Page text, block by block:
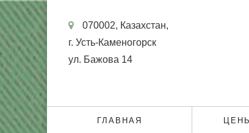
070002, Казахстан,
г. Усть-Каменогорск
ул. Бажова 14
ГЛАВНАЯ